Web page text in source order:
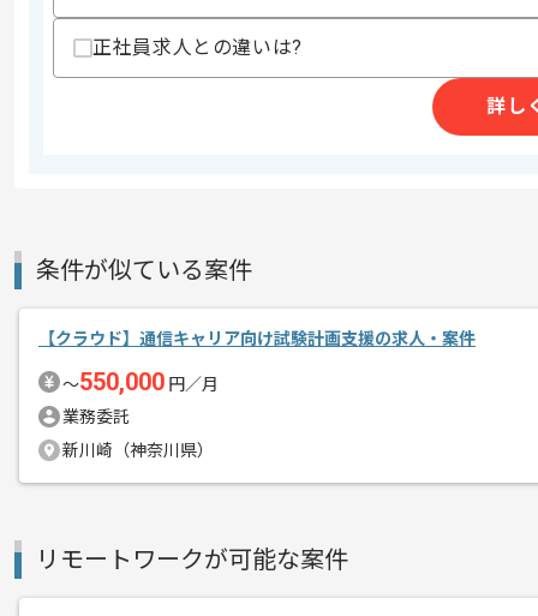
その他募集要項
2026/07/01
メント
今回は保険業界向けAWS監視設計構築
AWSを用いた実務経験を活かしたい方
正社員求人との違いは?
詳し
条件が似ている案件
【クラウド】通信キャリア向け試験計画支援の求人・案件
〜550,000 円／月
業務委託
新川崎（神奈川県）
リモートワークが可能な案件